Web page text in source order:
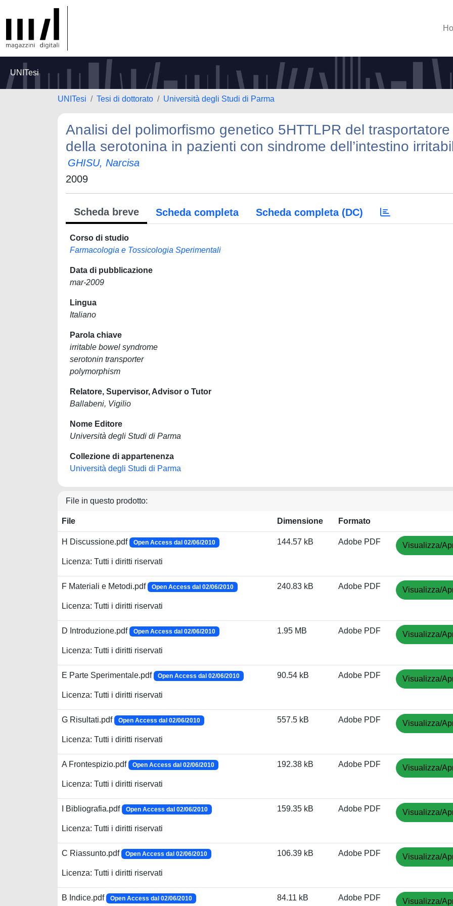
UNITesi
UNITesi Tesi di dottorato Università degli Studi di Parma
Analisi del polimorfismo genetico 5HTTLPR del trasportatore
della serotonina in pazienti con sindrome dell’intestino
GHISU, Narcisa
2009
Scheda breve Scheda completa Scheda completa (DC)
Corso di studio
Farmacologia e Tossicologia Sperimentali
Data di pubblicazione
mar-2009
Lingua
Italiano
Parola chiave
irritable bowel syndrome
serotonin transporter
polymorphism
Relatore, Supervisor, Advisor o Tutor
Ballabeni, Vigilio
Nome Editore
Università degli Studi di Parma
Collezione di appartenenza
Università degli Studi di Parma
File in questo prodotto:
File Dimensione Formato
H Discussione.pdf Open Access dal 02/06/2010
Licenza: Tutti i diritti riservati
144.57 kB Adobe PDF Visualizza/
F Materiali e Metodi.pdf Open Access dal 02/06/2010
Licenza: Tutti i diritti riservati
240.83 kB Adobe PDF Visualizza/
D Introduzione.pdf Open Access dal 02/06/2010
Licenza: Tutti i diritti riservati
1.95 MB Adobe PDF Visualizza/
E Parte Sperimentale.pdf Open Access dal 02/06/2010
Licenza: Tutti i diritti riservati
90.54 kB Adobe PDF Visualizza/
G Risultati.pdf Open Access dal 02/06/2010
Licenza: Tutti i diritti riservati
557.5 kB Adobe PDF Visualizza/
A Frontespizio.pdf Open Access dal 02/06/2010
Licenza: Tutti i diritti riservati
192.38 kB Adobe PDF Visualizza/
I Bibliografia.pdf Open Access dal 02/06/2010
Licenza: Tutti i diritti riservati
159.35 kB Adobe PDF Visualizza/
C Riassunto.pdf Open Access dal 02/06/2010
Licenza: Tutti i diritti riservati
106.39 kB Adobe PDF Visualizza/
B Indice.pdf Open Access dal 02/06/2010 84.11 kB Adobe PDF Visualizza/